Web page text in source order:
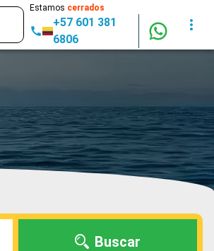
Estamos cerrados
+57 601 381
6806
Buscar